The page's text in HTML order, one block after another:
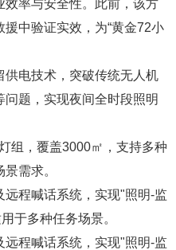
率与安全性。 此前，该方
援中验证实效，为“黄金72小
供电技术，突破传统无人机
题，实现夜间全时段照明
组，覆盖3000㎡，支持多种
需求。
远程喊话系统，实现"照明-监
于多种任务场景。
远程喊话系统，实现"照明-监